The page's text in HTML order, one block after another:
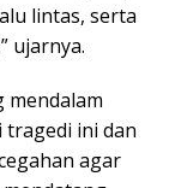
lintas, serta
ujarnya.
mendalam
ini dan
agar